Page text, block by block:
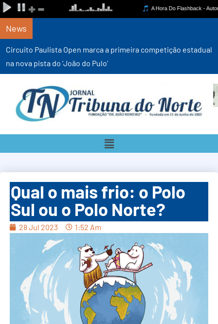
News
Circuito Paulista Open marca a primeira competição estadual
na nova pista do ‘João do Pulo’
Qual o mais frio: o Polo
Sul ou o Polo Norte?
28 Jul 2023 1:52 Am